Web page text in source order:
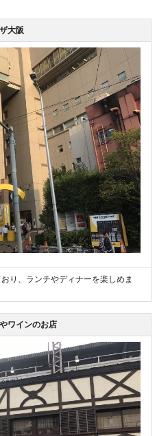
大阪
り、ランチやディナーを楽しめま
ワインのお店